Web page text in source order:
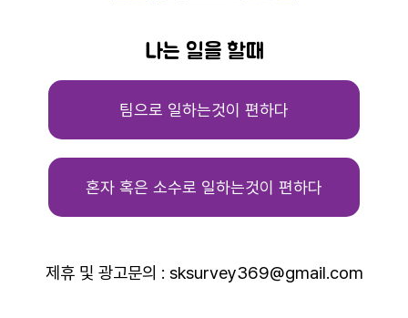
나는 일을 할때
팀으로 일하는것이 편하다
혼자 혹은 소수로 일하는것이 편하다
제휴 및 광고문의 : sksurvey369@gmail.com